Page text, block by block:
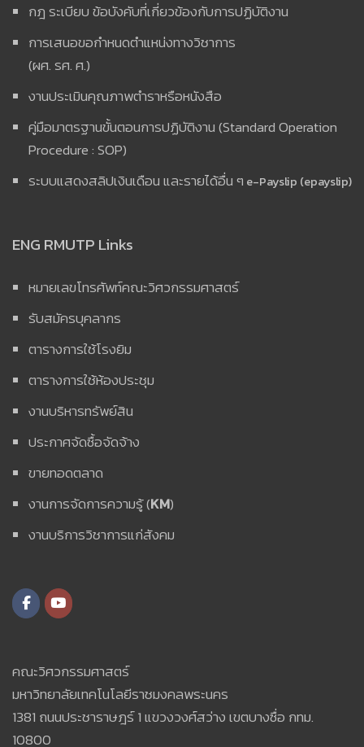
กฎ ระเบียบ ข้อบังคับที่เกี่ยวข้องกับการปฏิบัติงาน
การเสนอขอกำหนดตำแหน่งทางวิชาการ
(ผศ. รศ. ศ.)
งานประเมินคุณภาพตำราหรือหนังสือ
คู่มือมาตรฐานขั้นตอนการปฏิบัติงาน (Standard Operation
Procedure : SOP)
ระบบแสดงสลิปเงินเดือน และรายได้อื่น ๆ e-Payslip (epayslip)
ENG RMUTP Links
หมายเลขโทรศัพท์คณะวิศวกรรมศาสตร์
รับสมัครบุคลากร
ตารางการใช้โรงยิม
ตารางการใช้ห้องประชุม
งานบริหารทรัพย์สิน
ประกาศจัดซื้อจัดจ้าง
ขายทอดตลาด
งานการจัดการความรู้ (KM)
งานบริการวิชาการแก่สังคม
คณะวิศวกรรมศาสตร์
มหาวิทยาลัยเทคโนโลยีราชมงคลพระนคร
1381 ถนนประชาราษฎร์ 1 แขวงวงศ์สว่าง เขตบางซื่อ กทม.
10800